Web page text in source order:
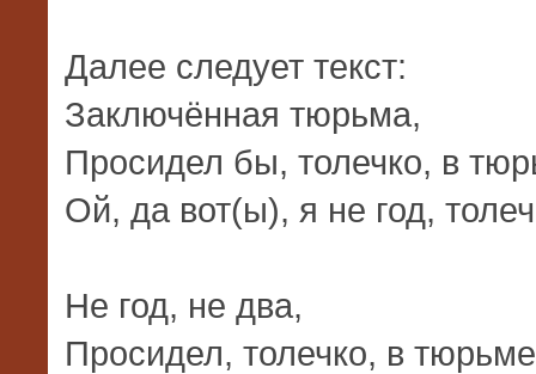
Далее следует текст:
Заключённая тюрьма,
Просидел бы, толечко, в
Ой, да вот(ы), я не год,
Не год, не два,
Просидел, толечко, в